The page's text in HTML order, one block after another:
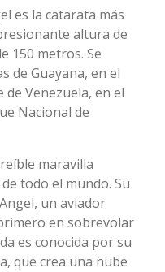
es la catarata más
altura de
150 metros. Se
de Guayana, en el
Venezuela, en el
Nacional de
maravilla
todo el mundo. Su
un aviador
en sobrevolar
es conocida por su
que crea una nube